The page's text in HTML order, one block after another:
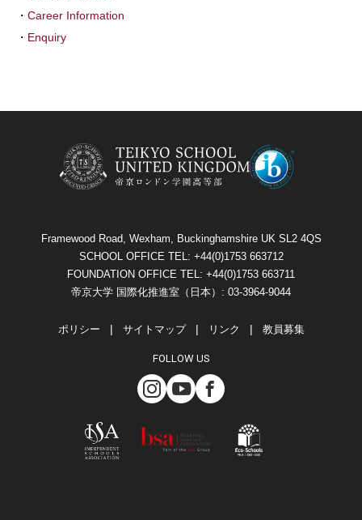
Career Information
Enquiry
Framewood Road, Wexham, Buckinghamshire UK SL2 4QS
SCHOOL OFFICE TEL: +44(0)1753 663712
FOUNDATION OFFICE TEL: +44(0)1753 663711
帝京大学 国際化推進室（日本）: 03-3964-9044
ポリシー サイトマップ リンク 教員募集
FOLLOW US